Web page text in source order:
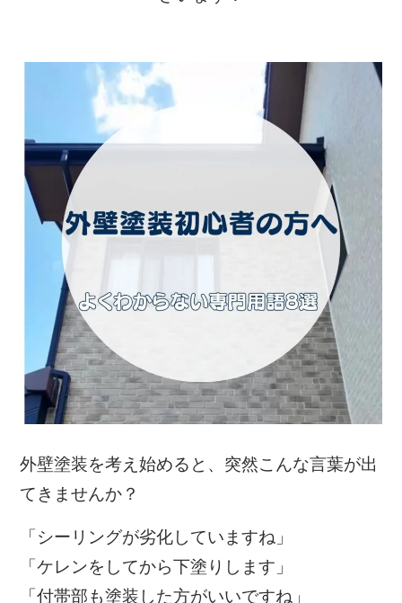
外壁塗装を考え始めると、突然こんな言葉が出
てきませんか？
「シーリングが劣化していますね」
「ケレンをしてから下塗りします」
「付帯部も塗装した方がいいですね」